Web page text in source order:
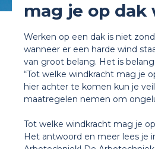
mag je op dak
Werken op een dak is niet
wanneer er een harde wind
van groot belang. Het is
“Tot welke windkracht mag je
hier achter te komen kun je
maatregelen nemen om
Tot welke windkracht mag je
Het antwoord en meer lees je